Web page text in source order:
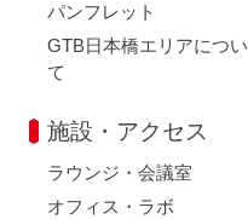
パンフレット
GTB日本橋エリアについ
て
施設・アクセス
ラウンジ・会議室
オフィス・ラボ